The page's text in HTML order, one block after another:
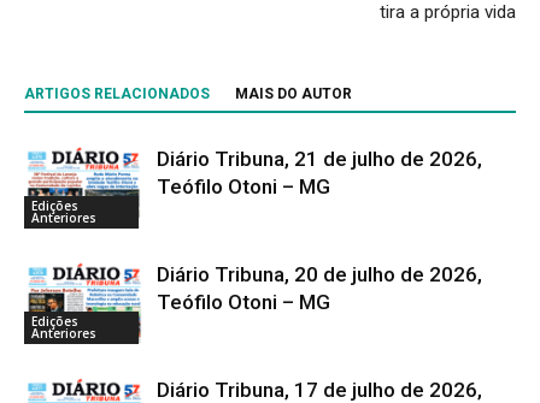
tira a própria vida
ARTIGOS RELACIONADOS MAIS DO AUTOR
Edições
Anteriores
Diário Tribuna, 21 de julho de 2026,
Teófilo Otoni – MG
Edições
Anteriores
Diário Tribuna, 20 de julho de 2026,
Teófilo Otoni – MG
Diário Tribuna, 17 de julho de 2026,